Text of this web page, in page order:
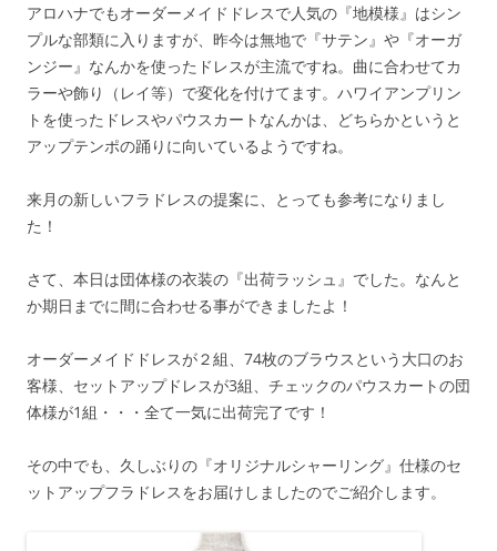
アロハナでもオーダーメイドドレスで人気の『地模様』はシン
プルな部類に入りますが、昨今は無地で『サテン』や『オーガ
ンジー』なんかを使ったドレスが主流ですね。曲に合わせてカ
ラーや飾り（レイ等）で変化を付けてます。ハワイアンプリン
トを使ったドレスやパウスカートなんかは、どちらかというと
アップテンポの踊りに向いているようですね。
来月の新しいフラドレスの提案に、とっても参考になりまし
た！
さて、本日は団体様の衣装の『出荷ラッシュ』でした。なんと
か期日までに間に合わせる事ができましたよ！
オーダーメイドドレスが２組、74枚のブラウスという大口のお
客様、セットアップドレスが3組、チェックのパウスカートの団
体様が1組・・・全て一気に出荷完了です！
その中でも、久しぶりの『オリジナルシャーリング』仕様のセ
ットアップフラドレスをお届けしましたのでご紹介します。